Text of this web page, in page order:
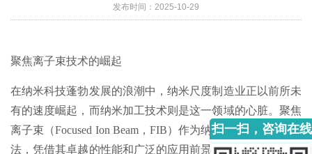
发布时间：2025-10-29
聚焦离子束技术的崛起
在纳米科技蓬勃发展的浪潮中，纳米尺度制造业正以前所未
有的速度崛起，而纳米加工技术则是这一领域的心脏。聚焦
离子束（Focused Ion Beam，FIB）作为纳米加工的代表性方
法，凭借其卓越的性能和广泛的应用前景，成为了纳米加工
扫一扫，咨询在线
客服